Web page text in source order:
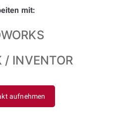
mit:
/ INVENTOR
aufnehmen